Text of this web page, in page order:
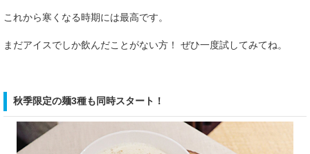
これから寒くなる時期には最高です。
まだアイスでしか飲んだことがない方！ ぜひ一度試してみてね。
秋季限定の麺3種も同時スタート！